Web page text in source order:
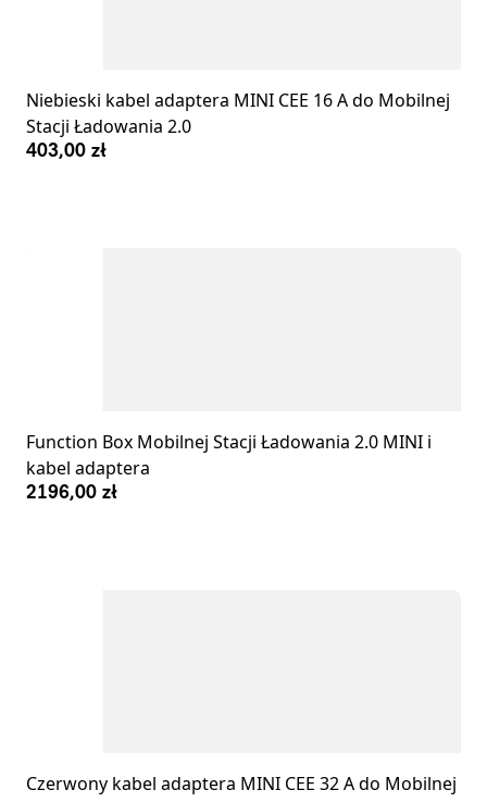
Niebieski kabel adaptera MINI CEE 16 A do Mobilnej
Stacji Ładowania 2.0
403,00 zł
Function Box Mobilnej Stacji Ładowania 2.0 MINI i
kabel adaptera
2196,00 zł
Czerwony kabel adaptera MINI CEE 32 A do Mobilnej